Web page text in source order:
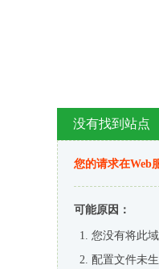
没有找到站点
您的请求在Web
可能原因：
您没有将此
配置文件未